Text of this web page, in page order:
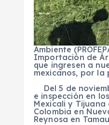
Ambiente
Importación de
que ingresen a
mexicanos, por
Del 5 de
e inspección en
Mexicali y Tijuana
Colombia en
Reynosa en